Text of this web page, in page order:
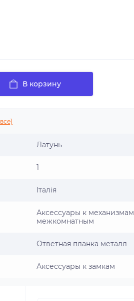
В корзину
Латунь
1
Італія
Аксессуары к механизмам
межкомнатным
Ответная планка металл
Аксессуары к замкам